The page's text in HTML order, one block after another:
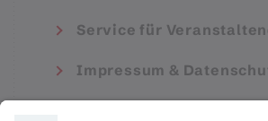
Service für
Impressum &